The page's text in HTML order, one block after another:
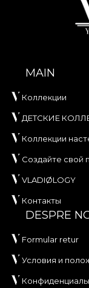
MAIN
Коллекции
ДЕТСКИЕ
Коллекции
Создайте свой
VLADIØLOGY
Контакты
DESPRE
Formular retur
Условия и